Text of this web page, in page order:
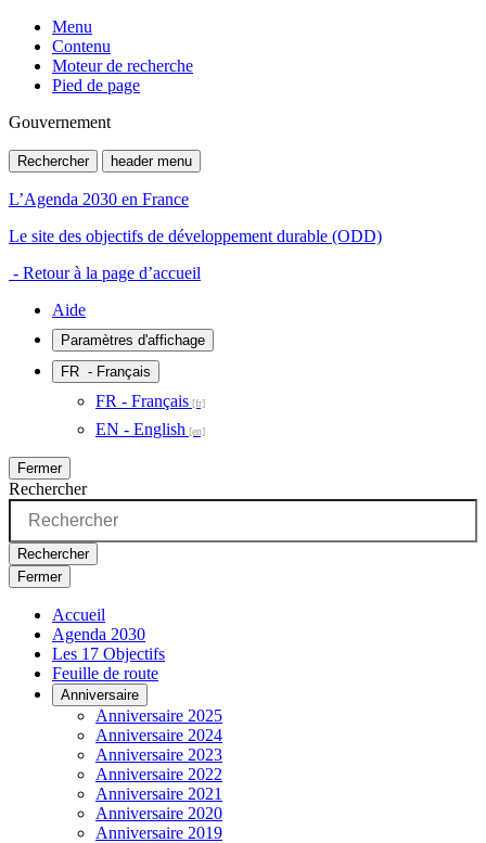
Menu
Contenu
Moteur de recherche
Pied de page
Gouvernement
Rechercher header menu
L’Agenda 2030 en France
Le site des objectifs de développement durable (ODD)
- Retour à la page d’accueil
Aide
Paramètres d'affichage
FR - Français
FR - Français
EN - English
Fermer
Rechercher
Rechercher
Fermer
Accueil
Agenda 2030
Les 17 Objectifs
Feuille de route
Anniversaire
Anniversaire 2025
Anniversaire 2024
Anniversaire 2023
Anniversaire 2022
Anniversaire 2021
Anniversaire 2020
Anniversaire 2019